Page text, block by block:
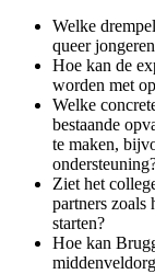
Welke
queer
Hoe kan de
worden met
Welke
bestaande
te maken,
Ziet het
partners zoals
starten?
Hoe kan